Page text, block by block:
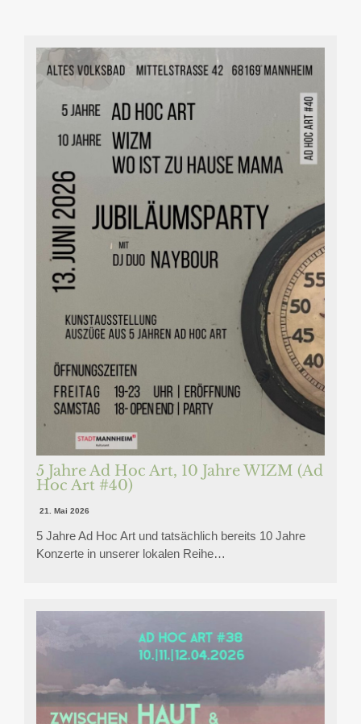
5 Jahre Ad Hoc Art, 10 Jahre WIZM (Ad
Hoc Art #40)
21. Mai 2026
5 Jahre Ad Hoc Art und tatsächlich bereits 10 Jahre
Konzerte in unserer lokalen Reihe…